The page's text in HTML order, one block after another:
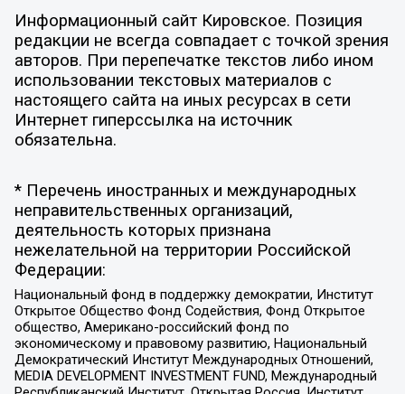
Информационный сайт Кировское. Позиция
редакции не всегда совпадает с точкой зрения
авторов. При перепечатке текстов либо ином
использовании текстовых материалов с
настоящего сайта на иных ресурсах в сети
Интернет гиперссылка на источник
обязательна.
* Перечень иностранных и международных
неправительственных организаций,
деятельность которых признана
нежелательной на территории Российской
Федерации:
Национальный фонд в поддержку демократии, Институт
Открытое Общество Фонд Содействия, Фонд Открытое
общество, Американо-российский фонд по
экономическому и правовому развитию, Национальный
Демократический Институт Международных Отношений,
MEDIA DEVELOPMENT INVESTMENT FUND, Международный